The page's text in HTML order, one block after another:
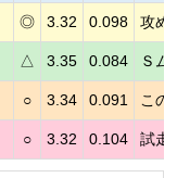
◎ 3.32 0.098 攻め
△ 3.35 0.084 Ｓム
○ 3.34 0.091 この
○ 3.32 0.104 試走